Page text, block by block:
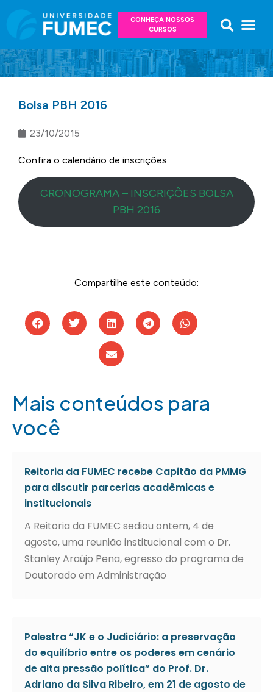
CONHEÇA NOSSOS
CURSOS
Bolsa PBH 2016
23/10/2015
Confira o calendário de inscrições
CRONOGRAMA – INSCRIÇÕES BOLSA
PBH 2016
Compartilhe este conteúdo:
Mais conteúdos para
você
Reitoria da FUMEC recebe Capitão da PMMG
para discutir parcerias acadêmicas e
institucionais
A Reitoria da FUMEC sediou ontem, 4 de
agosto, uma reunião institucional com o Dr.
Stanley Araújo Pena, egresso do programa de
Doutorado em Administração
Palestra “JK e o Judiciário: a preservação
do equilíbrio entre os poderes em cenário
de alta pressão política” do Prof. Dr.
Adriano da Silva Ribeiro, em 21 de agosto de